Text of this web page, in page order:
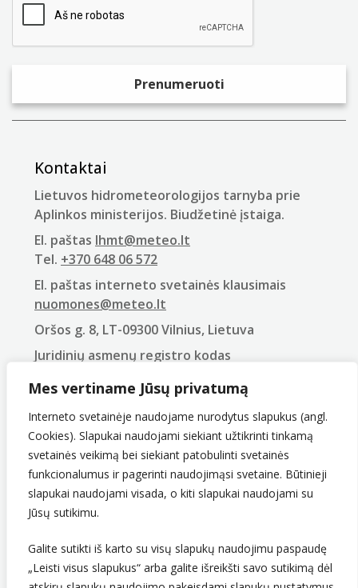
Mes vertiname Jūsų privatumą
Interneto svetainėje naudojame nurodytus slapukus (angl.
Cookies). Slapukai naudojami siekiant užtikrinti tinkamą
svetainės veikimą bei siekiant patobulinti svetainės
funkcionalumus ir pagerinti naudojimąsi svetaine. Būtinieji
slapukai naudojami visada, o kiti slapukai naudojami su
Jūsų sutikimu.
Galite sutikti iš karto su visų slapukų naudojimu paspaudę
„Leisti visus slapukus“ arba galite išreikšti savo sutikimą dėl
Kontaktai
Lietuvos hidrometeorologijos tarnyba prie
Aplinkos ministerijos. Biudžetinė įstaiga.
El. paštas lhmt@meteo.lt
Tel. +370 648 06 572
El. paštas interneto svetainės klausimais
nuomones@meteo.lt
Oršos g. 8, LT-09300 Vilnius, Lietuva
Juridinių asmenų registro kodas
PVM mokėtojo kodas
LT907432416
Sekite mus